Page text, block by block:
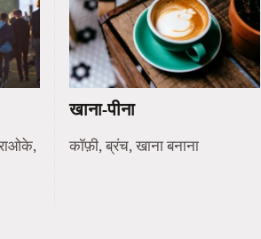
खाना-पीना
कॉफ़ी, ब्रंच, खाना बनाना